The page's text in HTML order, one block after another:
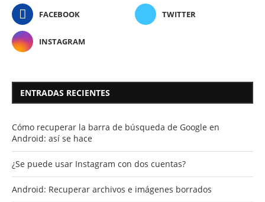
FACEBOOK TWITTER
INSTAGRAM
ENTRADAS RECIENTES
Cómo recuperar la barra de búsqueda de Google en
Android: así se hace
¿Se puede usar Instagram con dos cuentas?
Android: Recuperar archivos e imágenes borrados